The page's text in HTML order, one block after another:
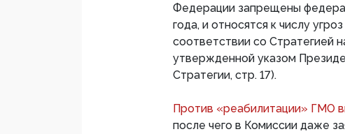
Федерации запрещены
года, и относятся к числу
соответствии со Стратегией
утвержденной указом
Стратегии, стр. 17).
Против «реабилитации» ГМО
после чего в Комиссии даже